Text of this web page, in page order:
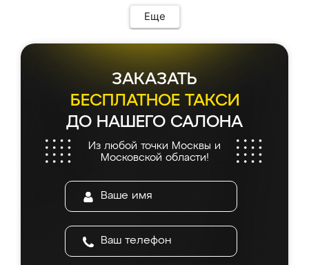
Еще
ЗАКАЗАТЬ
БЕСПЛАТНОЕ ТАКСИ
ДО НАШЕГО САЛОНА
Из любой точки Москвы и
Московской области!